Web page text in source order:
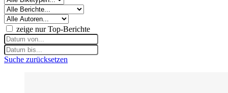
zeige nur Top-Berichte
Suche zurücksetzen